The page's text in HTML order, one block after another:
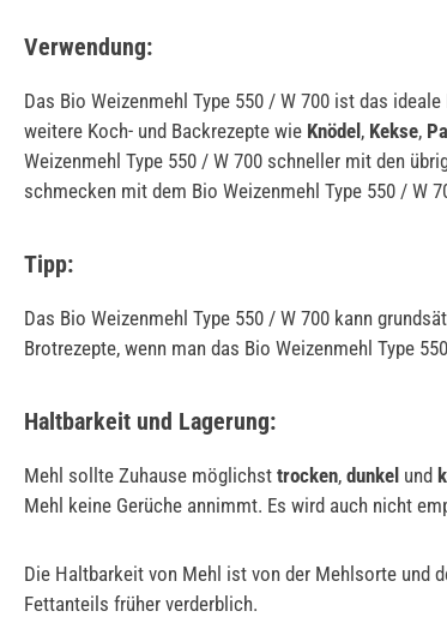
Verwendung:
Das Bio Weizenmehl Type 550 / W 700 ist das
weitere Koch- und Backrezepte wie Knödel, Kekse,
Weizenmehl Type 550 / W 700 schneller mit den
schmecken mit dem Bio Weizenmehl Type 550 / W
Tipp:
Das Bio Weizenmehl Type 550 / W 700 kann
Brotrezepte, wenn man das Bio Weizenmehl Type
Haltbarkeit und Lagerung:
Mehl sollte Zuhause möglichst trocken, dunkel und
Mehl keine Gerüche annimmt. Es wird auch nicht
Die Haltbarkeit von Mehl ist von der Mehlsorte und
Fettanteils früher verderblich.